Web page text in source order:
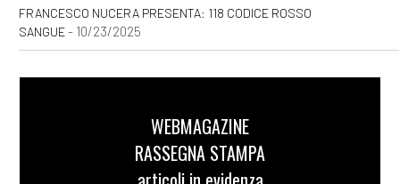
FRANCESCO NUCERA PRESENTA: 118 CODICE ROSSO
SANGUE- 10/23/2025
WEBMAGAZINE
RASSEGNA STAMPA